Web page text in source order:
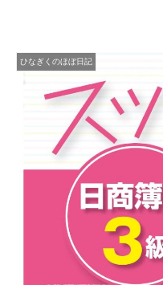
ひなぎくのほぼ日記